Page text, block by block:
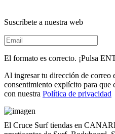
Suscríbete a nuestra web
El formato es correcto. ¡Pulsa
Al ingresar tu dirección de correo
consentimiento explícito para que
con nuestra Política de privacidad
El Cruce Surf tiendas en